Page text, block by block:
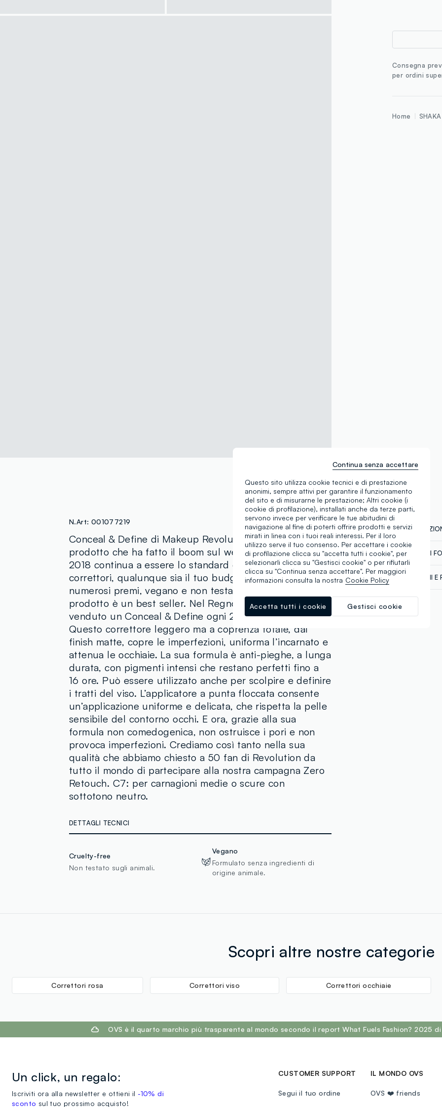
Consegna
per ordini
Home SHAKA
N.Art: 001077219
Conceal & Define di Makeup Revolution in 50 tonalità: il
prodotto che ha fatto il boom sul web al suo lancio nel
2018 continua a essere lo standard d’eccellenza tra i
correttori, qualunque sia il tuo budget. Vincitore di
numerosi premi, vegano e non testate su animali, questo
prodotto è un best seller. Nel Regno Unito, viene
venduto un Conceal & Define ogni 20 secondi. Perché?
Questo correttore leggero ma a coprenza totale, dal
finish matte, copre le imperfezioni, uniforma l’incarnato e
attenua le occhiaie. La sua formula è anti-pieghe, a lunga
durata, con pigmenti intensi che restano perfetti fino a
16 ore. Può essere utilizzato anche per scolpire e definire
i tratti del viso. L’applicatore a punta floccata consente
un’applicazione uniforme e delicata, che rispetta la pelle
sensibile del contorno occhi. E ora, grazie alla sua
formula non comedogenica, non ostruisce i pori e non
provoca imperfezioni. Crediamo così tanto nella sua
qualità che abbiamo chiesto a 50 fan di Revolution da
tutto il mondo di partecipare alla nostra campagna Zero
Retouch. C7: per carnagioni medie o scure con
sottotono neutro.
DETTAGLI TECNICI
Cruelty-free
Non testato sugli animali.
Vegano
Formulato senza ingredienti di
origine animale.
AQUA,
CATENA DI
Fornitore di
SPEDIZIONI E
corriere che
Scopri altre nostre categorie
Correttori rosa Correttori viso Correttori occhiaie
OVS è il quarto marchio più trasparente al mondo secondo il report What Fuels Fashion? 2025 di
Un click, un regalo:
Iscriviti ora alla newsletter e ottieni il -10% di
sconto sul tuo prossimo acquisto!
CUSTOMER SUPPORT
Segui il tuo ordine
IL MONDO OVS
OVS ❤️ friends
Questo sito utilizza cookie tecnici e di prestazione
anonimi, sempre attivi per garantire il funzionamento
del sito e di misurarne le prestazione; Altri cookie (i
cookie di profilazione), installati anche da terze parti,
servono invece per verificare le tue abitudini di
navigazione al fine di poterti offrire prodotti e servizi
mirati in linea con i tuoi reali interessi. Per il loro
utilizzo serve il tuo consenso. Per accettare i cookie
di profilazione clicca su "accetta tutti i cookie", per
selezionarli clicca su "Gestisci cookie" o per rifiutarli
clicca su "Continua senza accettare". Per maggiori
informazioni consulta la nostra Cookie Policy
Gestisci cookie
Accetta tutti i cookie
Continua senza accettare